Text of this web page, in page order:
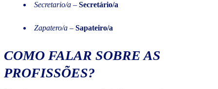
Secretario/a – Secretário/a
Zapatero/a – Sapateiro/a
COMO FALAR SOBRE AS
PROFISSÕES?